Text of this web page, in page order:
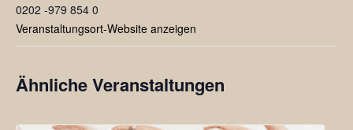
0202 -979 854 0
Veranstaltungsort-Website anzeigen
Ähnliche Veranstaltungen